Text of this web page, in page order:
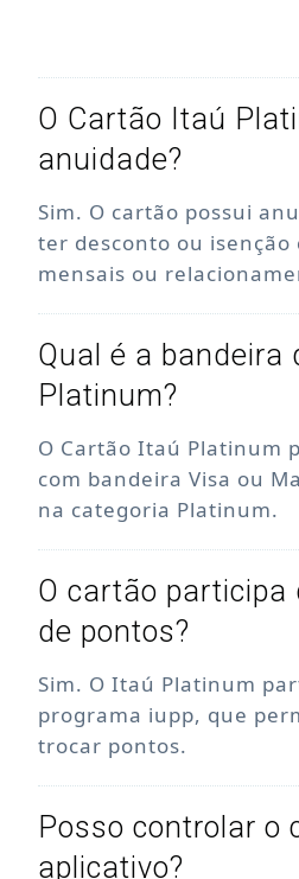
O Cartão Itaú
anuidade?
Sim. O cartão possui
ter desconto ou isenção
mensais ou
Qual é a bandeira
Platinum?
O Cartão Itaú Platinum
com bandeira Visa ou
na categoria Platinum.
O cartão participa
de pontos?
Sim. O Itaú Platinum
programa iupp, que
trocar pontos.
Posso controlar o
aplicativo?